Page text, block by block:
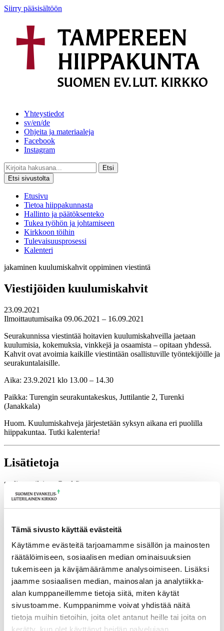
Tämä sivusto käyttää evästeitä
Käytämme evästeitä tarjoamamme sisällön ja mainosten
räätälöimiseen, sosiaalisen median ominaisuuksien
tukemiseen ja kävijämäärämme analysoimiseen. Lisäksi
jaamme sosiaalisen median, mainosalan ja analytiikka-
alan kumppaneillemme tietoja siitä, miten käytät
sivustoamme. Kumppanimme voivat yhdistää näitä
tietoja muihin tietoihin, joita olet antanut heille tai joita on
kerätty, kun olet käyttänyt heidän palvelujaan.
Siirry pääsisältöön
Yhteystiedot
sv/en/de
Ohjeita ja materiaaleja
Facebook
Instagram
Etsi
Etsi sivustolta
Etusivu
Tietoa hiippakunnasta
Hallinto ja päätöksenteko
Tukea työhön ja johtamiseen
Kirkkoon töihin
Tulevaisuusprosessi
Kalenteri
jakaminen kuulumiskahvit oppiminen viestintä
Viestijöiden kuulumiskahvit
23.09.2021
Ilmoittautumisaika 09.06.2021 – 16.09.2021
Seurakunnissa viestintää hoitavien kuulumiskahveilla jaetaan
kuulumisia, kokemuksia, vinkkejä ja osaamista – opitaan yhdessä.
Kahvit ovat avoimia kaikille viestintään osallistuville työntekijöille ja
seurakuntalaisille.
Aika: 23.9.2021 klo 13.00 – 14.30
Paikka: Turengin seurakuntakeskus, Juttilantie 2, Turenki
(Janakkala)
Huom. Kuulumiskahveja järjestetään syksyn aikana eri puolilla
hiippakuntaa. Tutki kalenteria!
Lisätietoja
tuulia.matilainen@evl.fi
Tulevia tapahtumia
Tuomiokapitulin istunto 19.08.2026
Ikkunoita kristilliseen spiritualiteettiin: Matkakumppanuuden päivä
runojen, taiteen ja luonnon äärellä
25.08.2026
Toimistoväen verkostotapaaminen 08.09.2026
Takaisin tapahtumiin